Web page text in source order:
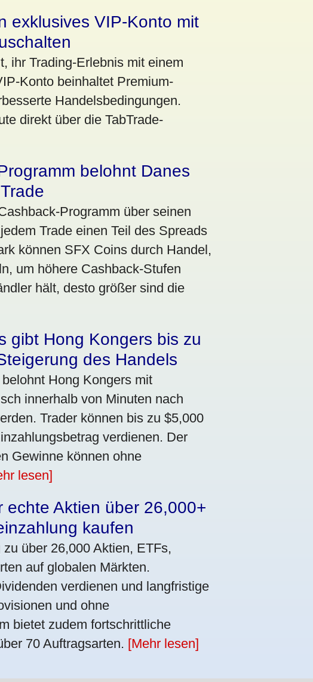
exklusives VIP-Konto mit
ihr Trading-Erlebnis mit einem
Konto beinhaltet Premium-
Handelsbedingungen.
direkt über die TabTrade-
belohnt Danes
Programm über seinen
Trade einen Teil des Spreads
können SFX Coins durch Handel,
um höhere Cashback-Stufen
hält, desto größer sind die
gibt Hong Kongers bis zu
des Handels
Hong Kongers mit
innerhalb von Minuten nach
Trader können bis zu $5,000
verdienen. Der
Gewinne können ohne
lesen]
echte Aktien über 26,000+
kaufen
über 26,000 Aktien, ETFs,
auf globalen Märkten.
verdienen und langfristige
und ohne
bietet zudem fortschrittliche
70 Auftragsarten. [Mehr lesen]